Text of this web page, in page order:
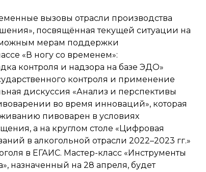
вызовы отрасли производства
посвящённая текущей ситуации на
мерам поддержки
«В ногу со временем»:
контроля и надзора на базе ЭДО»
контроля и применение
дискуссия «Анализ и перспективы
во время инноваций», которая
пивоварен в условиях
а на круглом столе «Цифровая
в алкогольной отрасли 2022–2023 гг.»
в ЕГАИС. Мастер-класс «Инструменты
назначенный на 28 апреля, будет